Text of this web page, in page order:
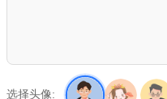
单纯粹的快乐。
选择头像: